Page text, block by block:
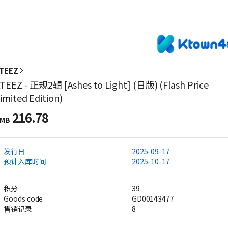
- 正规2辑 [Ashes to Light] (日版) (Flash Price
Edition)
216.78
发行日
2025-09-17
预计入库时间
2025-10-17
积分
39
Goods code
GD00143477
售销记录
8